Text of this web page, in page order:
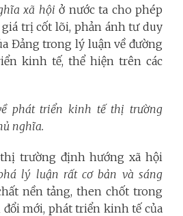
xã hội ở nước ta cho phép
trị cốt lõi, phản ánh tư duy
Đảng trong lý luận về đường
kinh tế, thể hiện trên các
phát triển kinh tế thị trường
nghĩa.
trường định hướng xã hội
lý luận rất cơ bản và sáng
nền tảng, then chốt trong
mới, phát triển kinh tế của